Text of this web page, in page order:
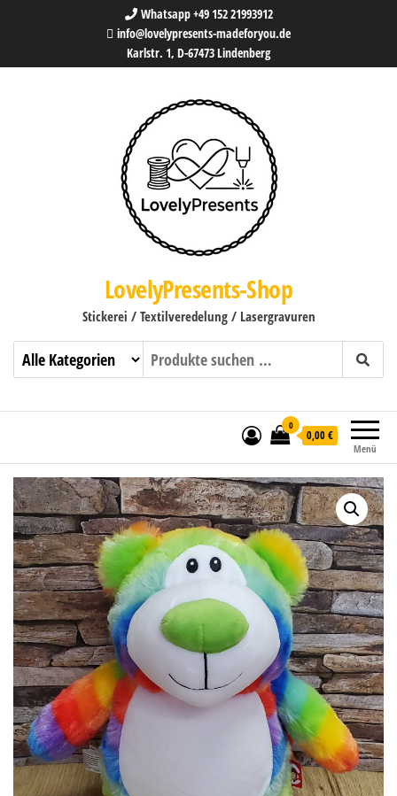
Whatsapp +49 152 21993912
info@lovelypresents-madeforyou.de
Karlstr. 1, D-67473 Lindenberg
LovelyPresents-Shop
Stickerei / Textilveredelung / Lasergravuren
Menü
0
0,00 €